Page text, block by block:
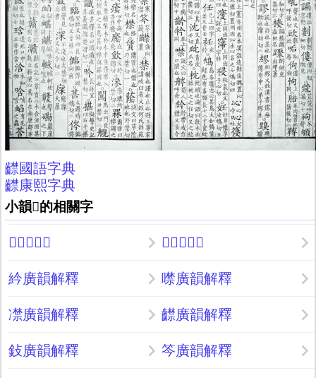
齽國語字典
齽康熙字典
小韻𦧈的相關字
𦧈廣韻解釋 𦨽廣韻解釋
紟廣韻解釋 噤廣韻解釋
凚廣韻解釋 齽廣韻解釋
鈙廣韻解釋 笒廣韻解釋